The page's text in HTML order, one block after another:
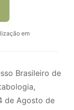
em
Brasileiro de
de Agosto de